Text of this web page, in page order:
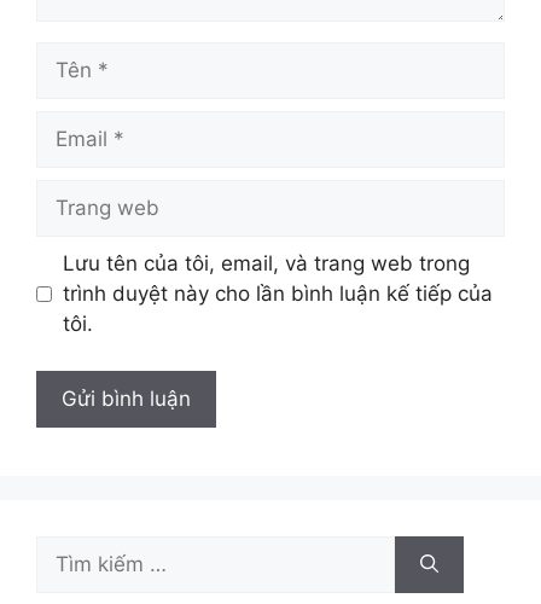
Tên
Email
Trang
Lưu tên của tôi, email, và trang web trong
trình duyệt này cho lần bình luận kế tiếp của
tôi.
Tìm
kiếm